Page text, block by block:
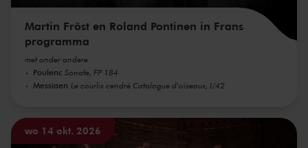
Martin Fröst en Roland Pontinen in Frans
programma
met onder andere
Poulenc Sonate, FP 184
Messiaen Le courlis cendré Catalogue d'oiseaux, I/42
wo 14 okt. 2026